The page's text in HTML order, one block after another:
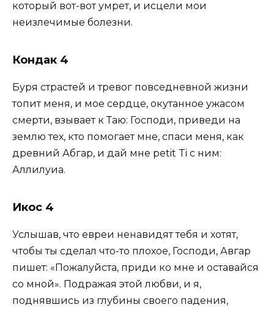
который вот-вот умрет, и исцели мои
неизлечимые болезни.
Кондак 4
Буря страстей и тревог повседневной жизни
топит меня, и мое сердце, окутанное ужасом
смерти, взывает к Таю: Господи, приведи на
землю тех, кто помогает мне, спаси меня, как
древний Абгар, и дай мне petit Ti с ним:
Аллилуиа.
Икос 4
Услышав, что евреи ненавидят тебя и хотят,
чтобы ты сделал что-то плохое, Господи, Авгар
пишет: «Пожалуйста, приди ко мне и оставайся
со мной». Подражая этой любви, и я,
поднявшись из глубины своего падения,